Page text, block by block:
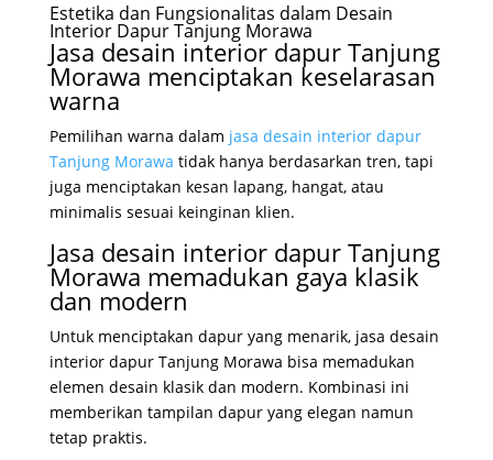
Estetika dan Fungsionalitas dalam Desain
Interior Dapur Tanjung Morawa
Jasa desain interior dapur Tanjung
Morawa menciptakan keselarasan
warna
Pemilihan warna dalam jasa desain interior dapur
Tanjung Morawa tidak hanya berdasarkan tren, tapi
juga menciptakan kesan lapang, hangat, atau
minimalis sesuai keinginan klien.
Jasa desain interior dapur Tanjung
Morawa memadukan gaya klasik
dan modern
Untuk menciptakan dapur yang menarik, jasa desain
interior dapur Tanjung Morawa bisa memadukan
elemen desain klasik dan modern. Kombinasi ini
memberikan tampilan dapur yang elegan namun
tetap praktis.